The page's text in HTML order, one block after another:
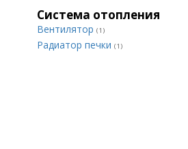
Система отопления
Вентилятор (1)
Радиатор печки (1)